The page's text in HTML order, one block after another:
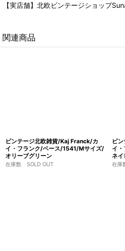
【実店舗】北欧ビンテージショップ
関連商品
ビンテージ北欧雑貨/Kaj Franck/カ
イ・フランク/ベース/1541/Mサイズ/
オリーブグリーン
在庫数 SOLD OUT
ビ
イ
ネイ
在庫